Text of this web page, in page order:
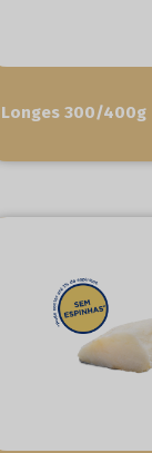
Longes 300/400g